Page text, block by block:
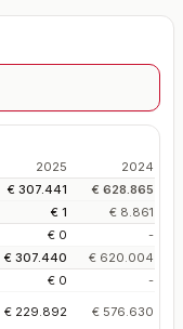
2025
2024
€ 307.441
€ 628.865
€ 1
€ 8.861
€ 0
-
€ 307.440
€ 620.004
€ 0
-
€ 229.892 € 576.630